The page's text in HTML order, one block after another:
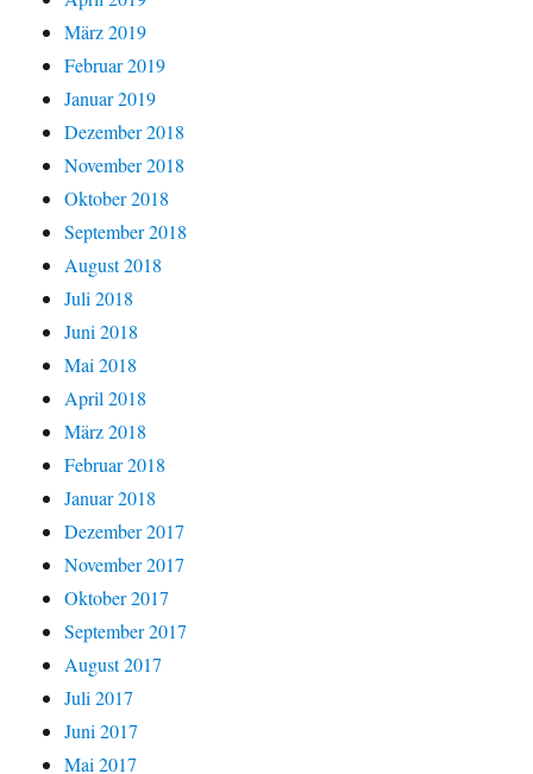
März 2019
Februar 2019
Januar 2019
Dezember 2018
November 2018
Oktober 2018
September 2018
August 2018
Juli 2018
Juni 2018
Mai 2018
April 2018
März 2018
Februar 2018
Januar 2018
Dezember 2017
November 2017
Oktober 2017
September 2017
August 2017
Juli 2017
Juni 2017
Mai 2017